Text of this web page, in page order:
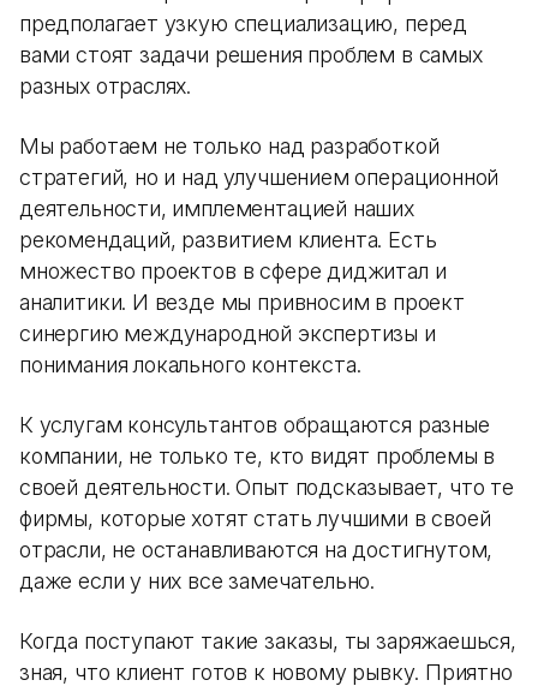
предполагает узкую специализацию, перед
вами стоят задачи решения проблем в самых
разных отраслях.
Мы работаем не только над разработкой
стратегий, но и над улучшением операционной
деятельности, имплементацией наших
рекомендаций, развитием клиента. Есть
множество проектов в сфере диджитал и
аналитики. И везде мы привносим в проект
синергию международной экспертизы и
понимания локального контекста.
К услугам консультантов обращаются разные
компании, не только те, кто видят проблемы в
своей деятельности. Опыт подсказывает, что те
фирмы, которые хотят стать лучшими в своей
отрасли, не останавливаются на достигнутом,
даже если у них все замечательно.
Когда поступают такие заказы, ты заряжаешься,
зная, что клиент готов к новому рывку. Приятно